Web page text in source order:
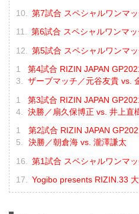
第7試合 スペシャルワンマ
第6試合 スペシャルワンマ
第5試合 スペシャルワンマ
第4試合 RIZIN JAPAN
ザーブマッチ／元谷友貴 vs.
第3試合 RIZIN JAPAN
決勝／扇久保博正 vs. 井上直
第2試合 RIZIN JAPAN
決勝／朝倉海 vs. 瀧澤謙太
第1試合 スペシャルワンマ
Yogibo presents RIZIN.33